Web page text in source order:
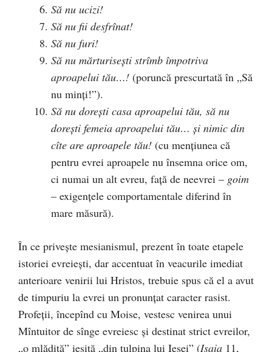
Să nu ucizi!
Să nu fii desfrînat!
Să nu furi!
Să nu mărturisești strîmb împotriva
aproapelui tău…! (poruncă prescurtată în „Să
nu minți!”).
Să nu dorești casa aproapelui tău, să nu
dorești femeia aproapelui tău… și nimic din
cîte are aproapele tău! (cu mențiunea că
pentru evrei aproapele nu însemna orice om,
ci numai un alt evreu, față de neevrei – goim
– exigențele comportamentale diferind în
mare măsură).
În ce privește mesianismul, prezent în toate etapele
istoriei evreiești, dar accentuat în veacurile imediat
anterioare venirii lui Hristos, trebuie spus că el a avut
de timpuriu la evrei un pronunțat caracter rasist.
Profeții, începînd cu Moise, vestesc venirea unui
Mîntuitor de sînge evreiesc și destinat strict evreilor,
„o mlădiță” ieșită „din tulpina lui Iesei” (Isaia 11,